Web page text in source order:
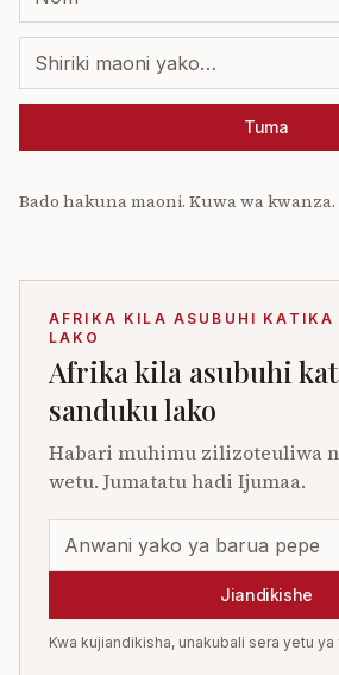
Tuma
Bado hakuna maoni. Kuwa wa kwanza.
AFRIKA KILA ASUBUHI KATIKA
LAKO
Afrika kila asubuhi
sanduku lako
Habari muhimu zilizoteuliwa
wetu. Jumatatu hadi Ijumaa.
Jiandikishe
Kwa kujiandikisha, unakubali sera yetu ya